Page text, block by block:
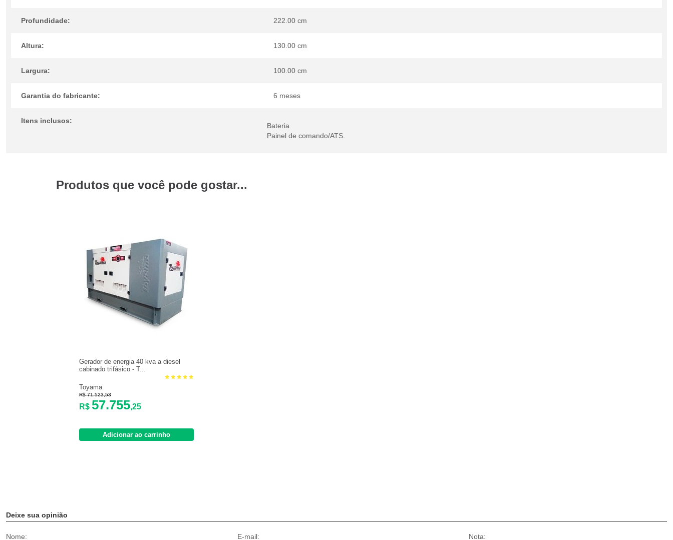
Profundidade: 222.00 cm
Altura: 130.00 cm
Largura: 100.00 cm
Garantia do fabricante: 6 meses
Itens inclusos:
Bateria
Painel de comando/ATS.
Produtos que você pode gostar...
Gerador de energia 40 kva a diesel
cabinado trifásico - T...
Toyama
R$ 71.523,53
R$ 57.755,25
Adicionar ao carrinho
Deixe sua opinião
Nome: E-mail: Nota: